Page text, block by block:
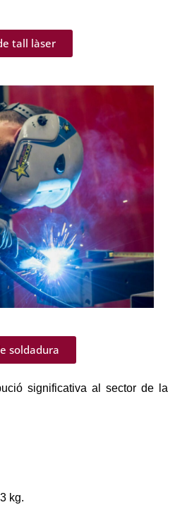
tall làser
soldadura
significativa al sector de la
kg.